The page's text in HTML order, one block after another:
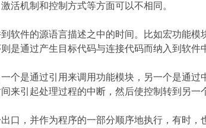
活机制和控制方式等方面可以不相同。
软件的源语言描述之中的时间。比如宏功能模
是通过产生目标代码与连接代码而纳入到软件
个是通过引用来调用功能模块，另一个是通
来引起处理过程的中断，然后使控制转到另一
口，并作为程序的一部分顺序地执行，有时